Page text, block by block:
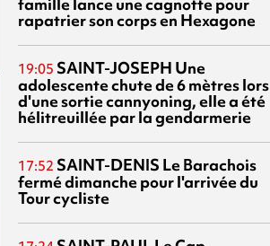
rapatrier son corps en Hexagone
19:05 SAINT-JOSEPH Une
adolescente chute de 6 mètres lors
d'une sortie cannyoning, elle a été
hélitreuillée par la gendarmerie
17:52 SAINT-DENIS Le Barachois
fermé dimanche pour l'arrivée du
Tour cycliste